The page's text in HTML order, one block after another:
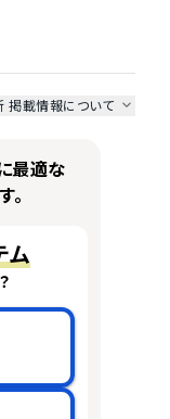
掲載情報について
タを参照しています。
得元
最適な
。
ム